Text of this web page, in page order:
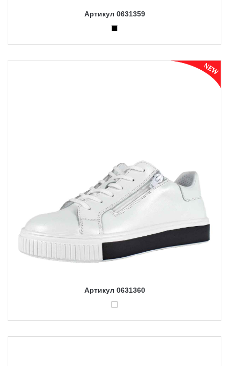
Артикул 0631359
Артикул 0631360